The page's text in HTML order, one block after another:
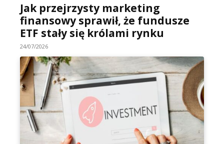
Jak przejrzysty marketing
finansowy sprawił, że fundusze
ETF stały się królami rynku
24/07/2026